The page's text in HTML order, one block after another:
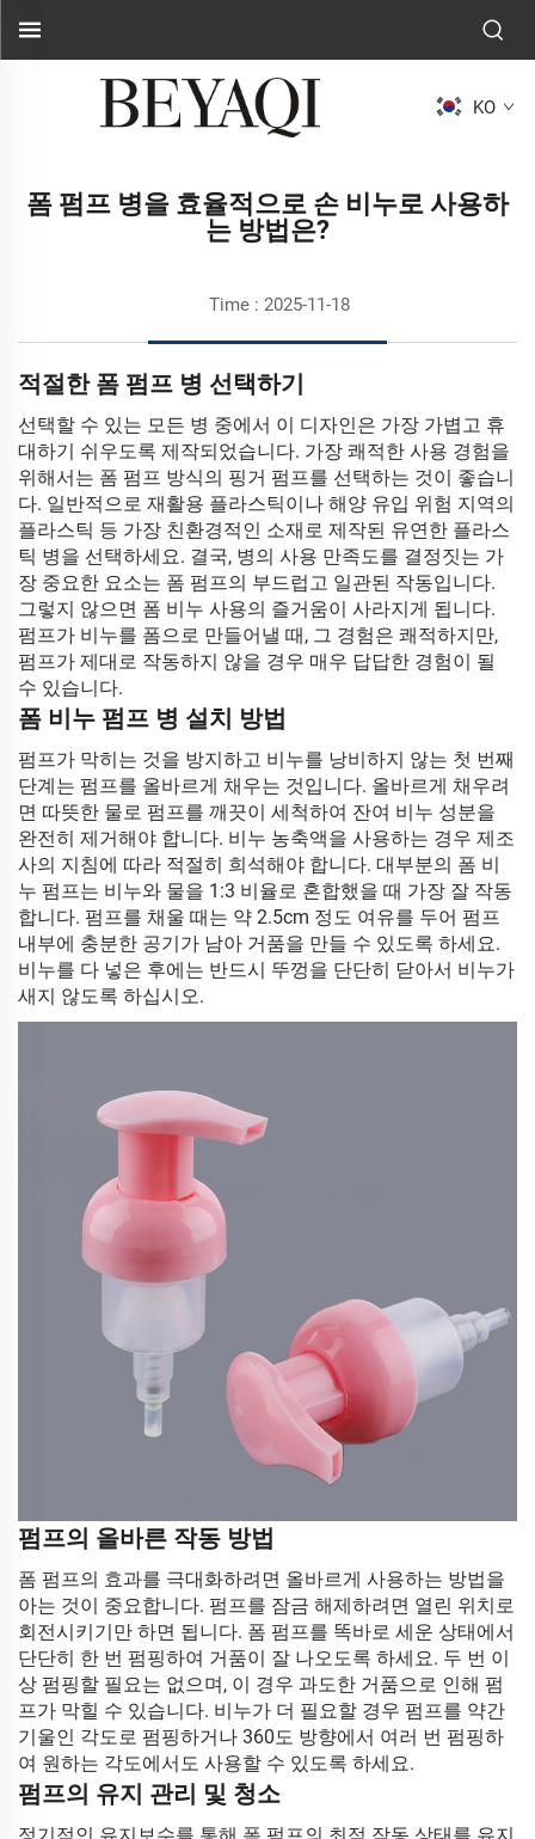
KO
폼 펌프 병을 효율적으로 손 비누로 사용하
는 방법은?
Time : 2025-11-18
적절한 폼 펌프 병 선택하기
선택할 수 있는 모든 병 중에서 이 디자인은 가장 가볍고 휴
대하기 쉬우도록 제작되었습니다. 가장 쾌적한 사용 경험을
위해서는 폼 펌프 방식의 핑거 펌프를 선택하는 것이 좋습니
다. 일반적으로 재활용 플라스틱이나 해양 유입 위험 지역의
플라스틱 등 가장 친환경적인 소재로 제작된 유연한 플라스
틱 병을 선택하세요. 결국, 병의 사용 만족도를 결정짓는 가
장 중요한 요소는 폼 펌프의 부드럽고 일관된 작동입니다.
그렇지 않으면 폼 비누 사용의 즐거움이 사라지게 됩니다.
펌프가 비누를 폼으로 만들어낼 때, 그 경험은 쾌적하지만,
펌프가 제대로 작동하지 않을 경우 매우 답답한 경험이 될
수 있습니다.
폼 비누 펌프 병 설치 방법
펌프가 막히는 것을 방지하고 비누를 낭비하지 않는 첫 번째
단계는 펌프를 올바르게 채우는 것입니다. 올바르게 채우려
면 따뜻한 물로 펌프를 깨끗이 세척하여 잔여 비누 성분을
완전히 제거해야 합니다. 비누 농축액을 사용하는 경우 제조
사의 지침에 따라 적절히 희석해야 합니다. 대부분의 폼 비
누 펌프는 비누와 물을 1:3 비율로 혼합했을 때 가장 잘 작동
합니다. 펌프를 채울 때는 약 2.5cm 정도 여유를 두어 펌프
내부에 충분한 공기가 남아 거품을 만들 수 있도록 하세요.
비누를 다 넣은 후에는 반드시 뚜껑을 단단히 닫아서 비누가
새지 않도록 하십시오.
펌프의 올바른 작동 방법
폼 펌프의 효과를 극대화하려면 올바르게 사용하는 방법을
아는 것이 중요합니다. 펌프를 잠금 해제하려면 열린 위치로
회전시키기만 하면 됩니다. 폼 펌프를 똑바로 세운 상태에서
단단히 한 번 펌핑하여 거품이 잘 나오도록 하세요. 두 번 이
상 펌핑할 필요는 없으며, 이 경우 과도한 거품으로 인해 펌
프가 막힐 수 있습니다. 비누가 더 필요할 경우 펌프를 약간
기울인 각도로 펌핑하거나 360도 방향에서 여러 번 펌핑하
여 원하는 각도에서도 사용할 수 있도록 하세요.
펌프의 유지 관리 및 청소